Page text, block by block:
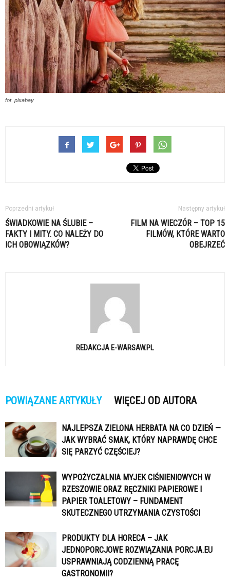
fot. pixabay
Poprzedni artykuł
ŚWIADKOWIE NA ŚLUBIE –
FAKTY I MITY. CO NALEŻY DO
ICH OBOWIĄZKÓW?
Następny artykuł
FILM NA WIECZÓR – TOP 15
FILMÓW, KTÓRE WARTO
OBEJRZEĆ
REDAKCJA E-WARSAW.PL
POWIĄZANE ARTYKUŁY WIĘCEJ OD AUTORA
NAJLEPSZA ZIELONA HERBATA NA CO DZIEŃ —
JAK WYBRAĆ SMAK, KTÓRY NAPRAWDĘ CHCE
SIĘ PARZYĆ CZĘŚCIEJ?
WYPOŻYCZALNIA MYJEK CIŚNIENIOWYCH W
RZESZOWIE ORAZ RĘCZNIKI PAPIEROWE I
PAPIER TOALETOWY – FUNDAMENT
SKUTECZNEGO UTRZYMANIA CZYSTOŚCI
PRODUKTY DLA HORECA – JAK
JEDNOPORCJOWE ROZWIĄZANIA PORCJA.EU
USPRAWNIAJĄ CODZIENNĄ PRACĘ
GASTRONOMII?